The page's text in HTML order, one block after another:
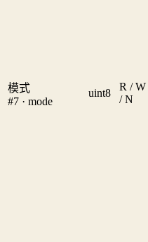
模式
#7 · mode
uint8
R / W
/ N